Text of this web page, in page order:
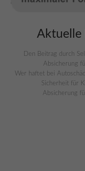
Aktuelle
Den Beitrag durch
Absicherung
Wer haftet bei
Sicherheit für
Absicherung